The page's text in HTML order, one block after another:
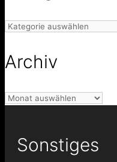
Kategorien
Archiv
Archiv
Sonstiges